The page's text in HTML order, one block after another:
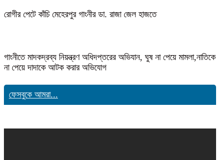
রোগীর পেটে কাঁচি মেহেরপুর গাংনীর ডা. রাজা জেল হাজতে
গাংনীতে মাদকদ্রব্য নিয়ন্ত্রণ অধিদপ্তরের অভিযান, ঘুষ না পেয়ে মামলা,নাতিকে
না পেয়ে দাদাকে আটক করার অভিযোগ
ফেসবুকে আমরা...